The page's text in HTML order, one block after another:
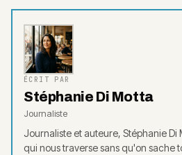
ÉCRIT PAR
Stéphanie Di Motta
Journaliste
Journaliste et auteure, Stéphanie Di
qui nous traverse sans qu'on sache